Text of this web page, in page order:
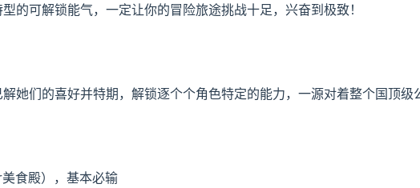
的可解锁能气，一定让你的冒险旅途挑战十足，兴奋到极致！
她们的喜好并特期，解锁逐个个角色特定的能力，一源对着整个国顶级
食殿），基本必输